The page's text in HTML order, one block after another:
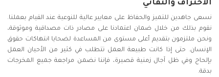
الاحتراف والتفاني
نسعى جاهدين للتميز والحفاظ على معايير عالية للنوعية عند القيام بعملنا.
نقوم بذلك من خلال ضمان اعتمادنا على مصادر ذات مصداقية وموثوقة،
ونحن ملتزمون بتقديم أعلى مستوى من المساعدة لضحايا انتهاكات حقوق
الإنسان. حتى إذا كانت طبيعة العمل تتطلب في كثير من الأحيان العمل
بإلحاح وفي ظل آجال زمنية قصيرة، فإننا نضمن مراجعة جميع المخرجات
بدقة.